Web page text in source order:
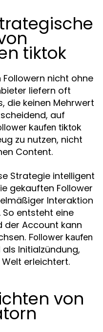
tiktok
nicht ohne
liefern oft
die keinen Mehrwert
auf
kaufen tiktok
zu nutzen, nicht
Content.
Strategie intelligent
gekauften Follower
Interaktion
entsteht eine
der Account kann
Follower kaufen
Initialzündung,
erleichtert.
von